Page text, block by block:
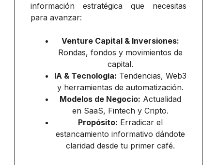
información estratégica que necesitas
para avanzar:
Venture Capital & Inversiones:
Rondas, fondos y movimientos de
capital.
IA & Tecnología: Tendencias, Web3
y herramientas de automatización.
Modelos de Negocio: Actualidad
en SaaS, Fintech y Cripto.
Propósito: Erradicar el
estancamiento informativo dándote
claridad desde tu primer café.